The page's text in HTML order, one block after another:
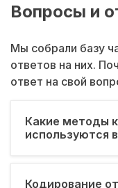
Вопросы и
Мы собрали базу
ответов на них.
ответ на свой
Какие методы
используются
Кодирование